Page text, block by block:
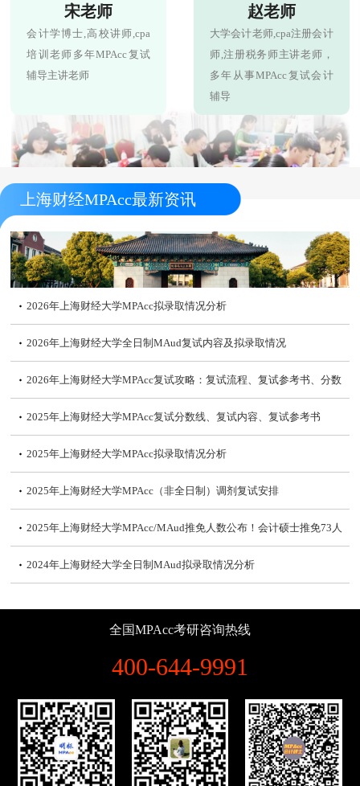
宋老师
会计学博士,高校讲师,cpa
培训老师多年MPAcc复试
辅导主讲老师
赵老师
大学会计老师,cpa注册会计
师,注册税务师主讲老师，
多年从事MPAcc复试会计
辅导
上海财经MPAcc最新资讯
2026年上海财经大学MPAcc拟录取情况分析
2026年上海财经大学全日制MAud复试内容及拟录取情况
2026年上海财经大学MPAcc复试攻略：复试流程、复试参考书、分数
线 2025年上海财经大学MPAcc复试分数线、复试内容、复试参考书
2025年上海财经大学MPAcc拟录取情况分析
2025年上海财经大学MPAcc（非全日制）调剂复试安排
2025年上海财经大学MPAcc/MAud推免人数公布！会计硕士推免73人
2024年上海财经大学全日制MAud拟录取情况分析
265分上岸上海财经大学MPAcc学姐经验分享
2024年上海财经大学MPAcc复试分数线、学费及复试参考书
2024年上海财经大学MPAcc复试分数线公布
2024年上海财经大学MPAcc(会计硕士)复试备考攻略
全国MPAcc考研咨询热线
400-644-9991